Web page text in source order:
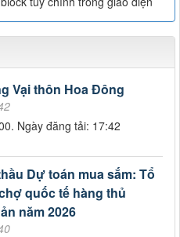
Vại thôn Hoa Đông
Ngày đăng tải: 17:42
Dự toán mua sắm: Tổ
quốc tế hàng thủ
năm 2026